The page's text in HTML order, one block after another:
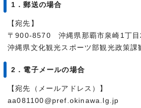
1．郵送の場合
【宛先】
〒900-8570 沖縄県那覇市泉崎1丁目
沖縄県文化観光スポーツ部観光政策課
2．電子メールの場合
【宛先（メールアドレス）】
aa081100@pref.okinawa.lg.jp